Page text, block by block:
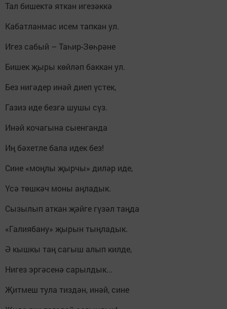
Тал бишектә яткан игезәккә
Кабатланмас исем тапкан ул.
Игез сабый – Таһир-Зөһрәне
Бишек җыры көйләп баккан ул.
Без нигәдер инәй диеп үстек,
Газиз иде безгә шушы сүз.
Инәй кочагына сыенганда
Иң бәхетле бала идек без!
Сине «моңлы җырчы» диләр иде,
Үсә төшкәч моны аңладык.
Сызылып аткан җәйге гүзәл таңда
«Галиябану» җырын тыңладык.
Ә кышкы таң сагыш алып килде,
Нигез эргәсенә сарылдык...
Җитмеш тула тиздән, инәй, сине